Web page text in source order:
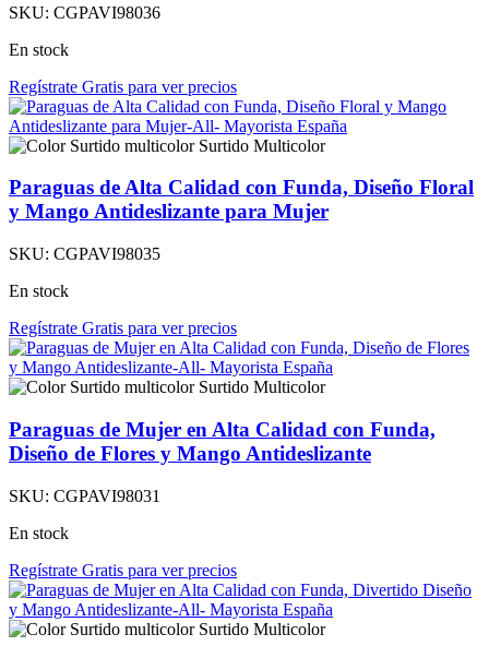
SKU: CGPAVI98036
En stock
Regístrate Gratis para ver precios
Surtido Multicolor
Paraguas de Alta Calidad con Funda, Diseño Floral
y Mango Antideslizante para Mujer
SKU: CGPAVI98035
En stock
Regístrate Gratis para ver precios
Surtido Multicolor
Paraguas de Mujer en Alta Calidad con Funda,
Diseño de Flores y Mango Antideslizante
SKU: CGPAVI98031
En stock
Regístrate Gratis para ver precios
Surtido Multicolor